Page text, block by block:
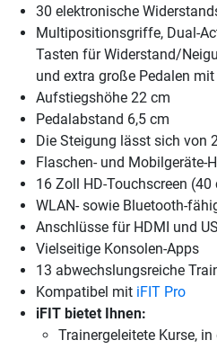
30 elektronische
Multipositionsgriffe, Dual-
Tasten für Widerstand/
und extra große Pedalen
Aufstiegshöhe 22 cm
Pedalabstand 6,5 cm
Die Steigung lässt sich von
Flaschen- und Mobilgeräte-
16 Zoll HD-Touchscreen (40
WLAN- sowie Bluetooth-
Anschlüsse für HDMI und
Vielseitige Konsolen-Apps
13 abwechslungsreiche
Kompatibel mit iFIT Pro
iFIT bietet Ihnen:
Trainergeleitete Kurse,